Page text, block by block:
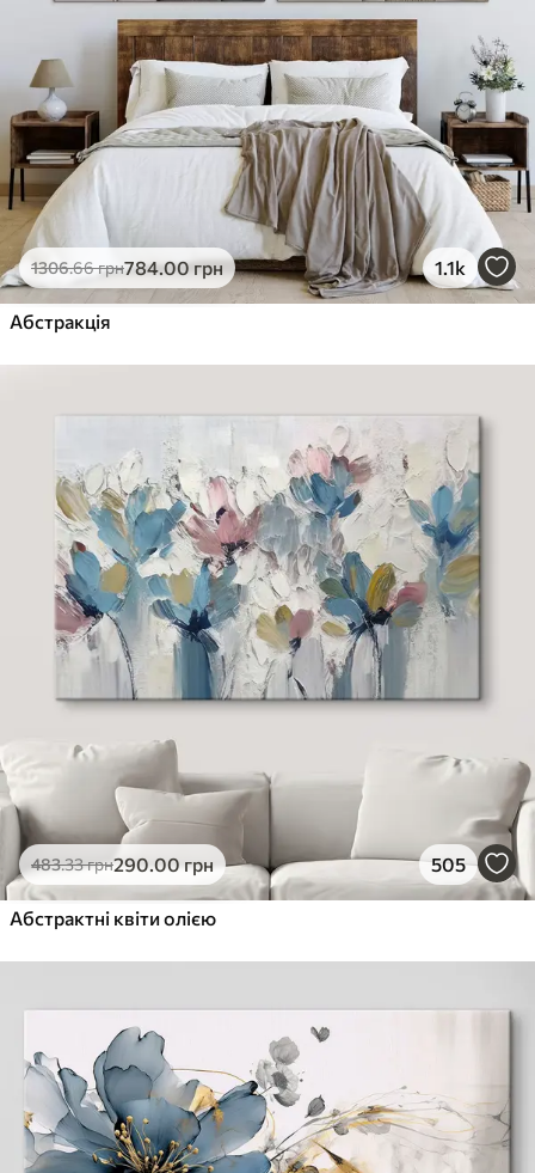
1306.66грн784.00грн 1.1k
Абстракція
483.33грн290.00грн 505
Абстрактні квіти олією